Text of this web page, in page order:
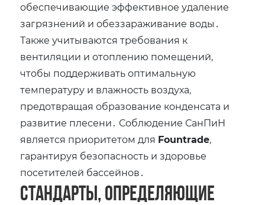
обеспечивающие эффективное удаление
загрязнений и обеззараживание воды․
Также учитываются требования к
вентиляции и отоплению помещений‚
чтобы поддерживать оптимальную
температуру и влажность воздуха‚
предотвращая образование конденсата и
развитие плесени․ Соблюдение СанПиН
является приоритетом для Fountrade‚
гарантируя безопасность и здоровье
посетителей бассейнов․
Стандарты‚ определяющие